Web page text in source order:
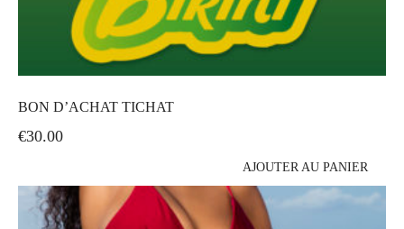
BON D’ACHAT TICHAT
€30.00
AJOUTER AU PANIER